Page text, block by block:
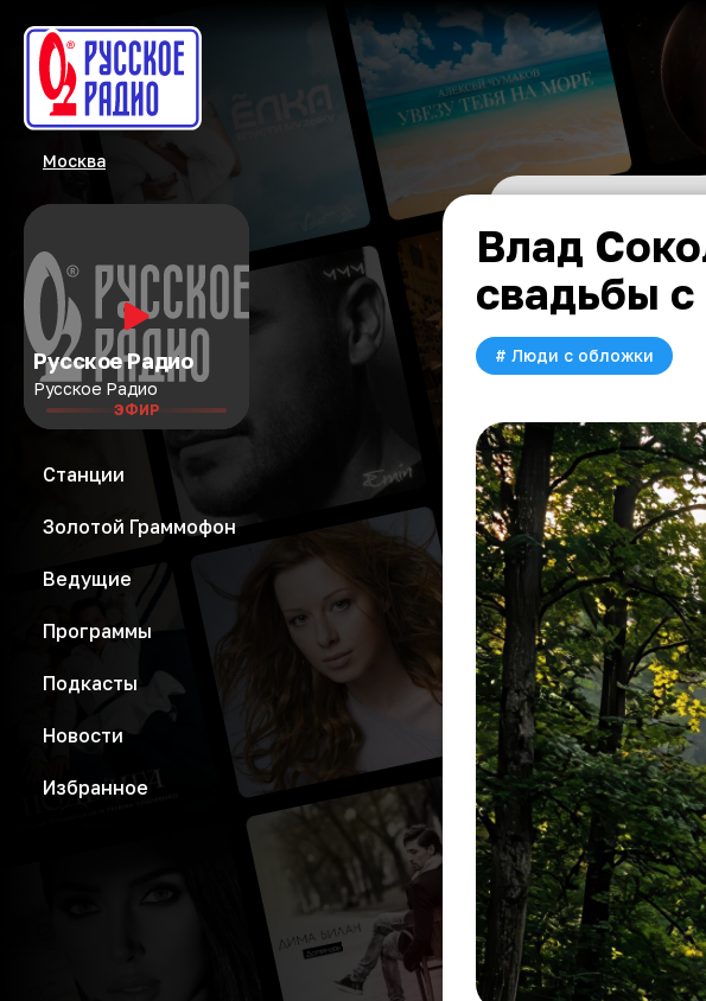
Москва
Русское Радио
Русское Радио
ЭФИР
Станции
Золотой Граммофон
Ведущие
Программы
Подкасты
Новости
Избранное
Влад
свадьбы
# Люди с обложки